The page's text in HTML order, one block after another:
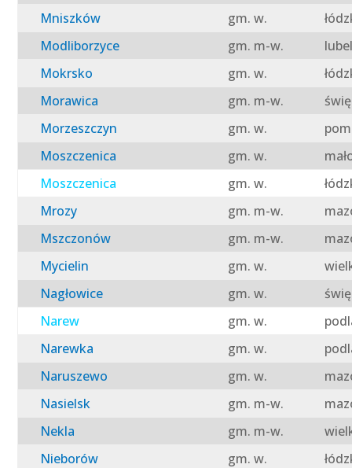
Mniszków
gm. w.
Modliborzyce
gm. m-w.
Mokrsko
gm. w.
Morawica
gm. m-w.
Morzeszczyn
gm. w.
Moszczenica
gm. w.
Moszczenica
gm. w.
Mrozy
gm. m-w.
Mszczonów
gm. m-w.
Mycielin
gm. w.
Nagłowice
gm. w.
Narew
gm. w.
Narewka
gm. w.
Naruszewo
gm. w.
Nasielsk
gm. m-w.
Nekla
gm. m-w.
Nieborów
gm. w.